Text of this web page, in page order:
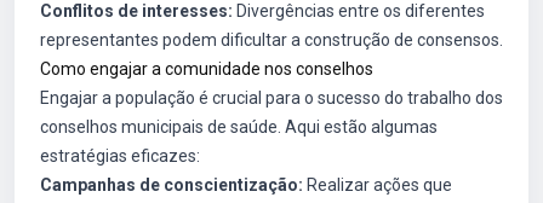
Conflitos de interesses: Divergências entre os diferentes
representantes podem dificultar a construção de consensos.
Como engajar a comunidade nos conselhos
Engajar a população é crucial para o sucesso do trabalho dos
conselhos municipais de saúde. Aqui estão algumas
estratégias eficazes:
Campanhas de conscientização: Realizar ações que